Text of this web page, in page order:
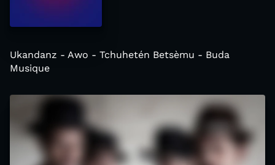
Ukandanz - Awo - Tchuhetén Betsèmu - Buda
Musique